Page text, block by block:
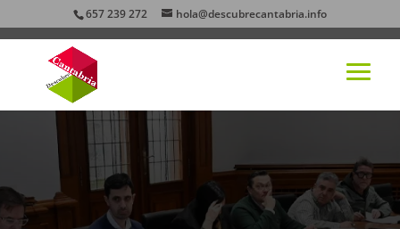
657 239 272 hola@descubrecantabria.info